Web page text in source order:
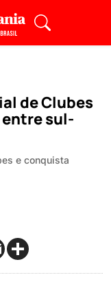
de Clubes
sul-
e conquista